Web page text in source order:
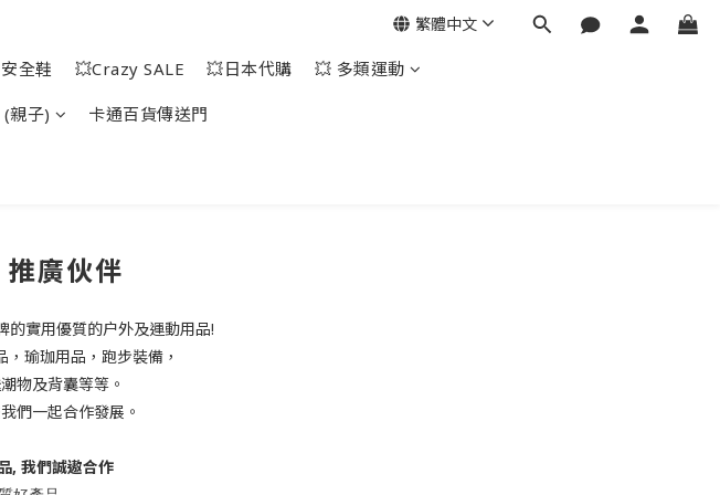
全鞋 💥Crazy SALE 💥日本代購 💥 多類運動
親子) 卡通百貨傳送門
繁體中文
廣伙伴
的實用優質的户外及運動用品!
瑜珈用品，跑步裝備，
物及背囊等等。
們一起合作發展。
, 我們誠遨合作